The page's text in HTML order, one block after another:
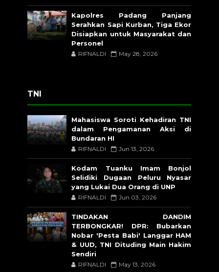
Kapolres Padang Panjang
Serahkan Sapi Kurban, Tiga Ekor
Disiapkan untuk Masyarakat dan
Personel
RIFNALDI May 28, 2026
TNI
Mahasiswa Soroti Kehadiran TNI
dalam Pengamanan Aksi di
Bundaran HI
RIFNALDI Jun 13, 2026
Kodam Tuanku Imam Bonjol
Selidiki Dugaan Peluru Nyasar
yang Lukai Dua Orang di UNP
RIFNALDI Jun 03, 2026
TINDAKAN DANDIM
TERBONGKAR! DPR: Bubarkan
Nobar 'Pesta Babi' Langgar HAM
& UUD, TNI Dituding Main Hakim
Sendiri
RIFNALDI May 13, 2026